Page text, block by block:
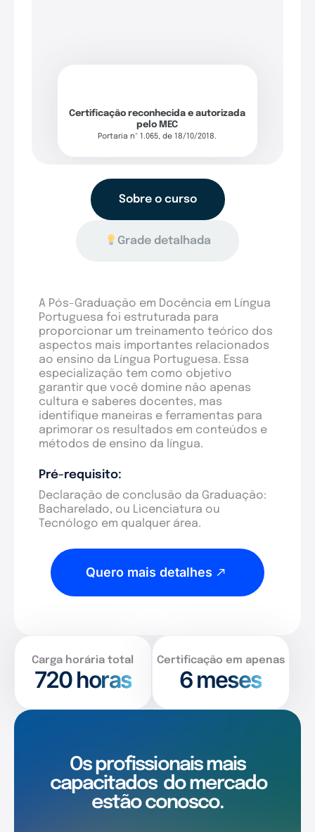
Certificação reconhecida e autorizada
pelo MEC
Portaria nº 1.065, de 18/10/2018.
Sobre o curso
Grade detalhada
A Pós-Graduação em Docência em Língua
Portuguesa foi estruturada para
proporcionar um treinamento teórico dos
aspectos mais importantes relacionados
ao ensino da Língua Portuguesa. Essa
especialização tem como objetivo
garantir que você domine não apenas
cultura e saberes docentes, mas
identifique maneiras e ferramentas para
aprimorar os resultados em conteúdos e
métodos de ensino da língua.
Pré-requisito:
Declaração de conclusão da Graduação:
Bacharelado, ou Licenciatura ou
Tecnólogo em qualquer área.
Quero mais detalhes
Carga horária total
720horas
Certificação em apenas
6 meses
Os profissionais mais
capacitados do mercado
estão conosco.